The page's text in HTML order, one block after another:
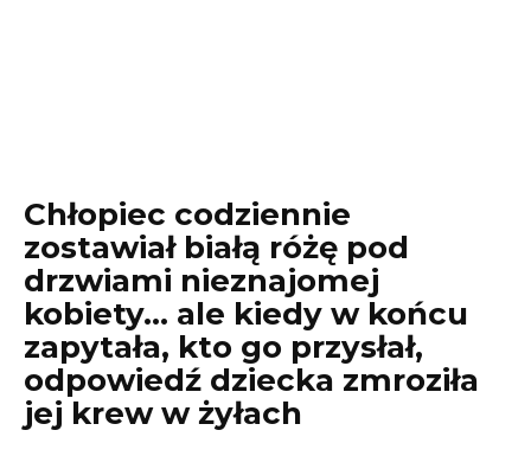
Chłopiec codziennie
zostawiał białą różę pod
drzwiami nieznajomej
kobiety… ale kiedy w końcu
zapytała, kto go przysłał,
odpowiedź dziecka zmroziła
jej krew w żyłach